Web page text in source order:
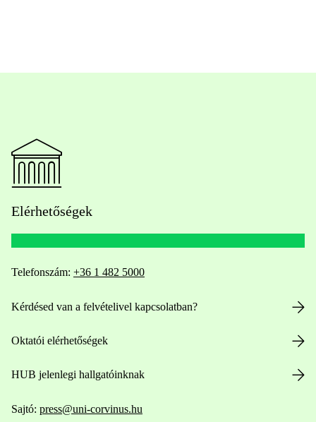
Elérhetőségek
Telefonszám: +36 1 482 5000
Kérdésed van a felvételivel kapcsolatban?
Oktatói elérhetőségek
HUB jelenlegi hallgatóinknak
Sajtó: press@uni-corvinus.hu